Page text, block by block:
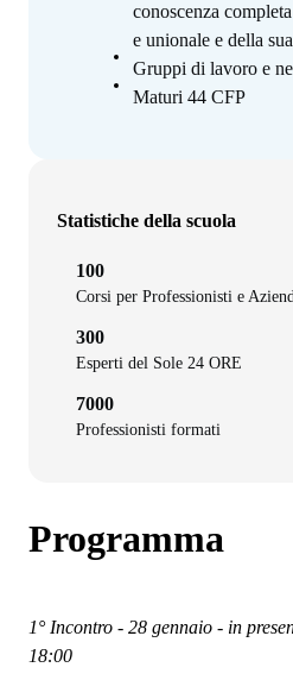
conoscenza
e unionale e della
Gruppi di lavoro e
Maturi 44 CFP
Statistiche della scuola
100
Corsi per Professionisti e
300
Esperti del Sole 24 ORE
7000
Professionisti formati
Programma
1° Incontro - 28 gennaio - in
18:00